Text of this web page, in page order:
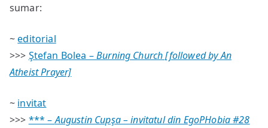
sumar:
~editorial
>>> Ştefan Bolea –Burning Church [followed by An
Atheist Prayer]
~ invitat
>>> *** –Augustin Cupşa – invitatul din EgoPHobia #28